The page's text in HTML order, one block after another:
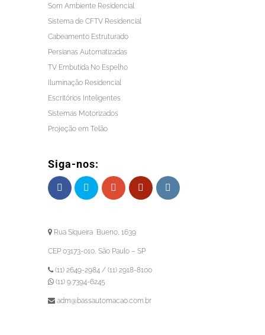
Som Ambiente Residencial
Sistema de CFTV Residencial
Cabeamento Estruturado
Persianas Automatizadas
TV Embutida No Espelho
Iluminação Residencial
Escritórios Inteligentes
Sistemas Motorizados
Projeção em Telão
Siga-nos:
Rua Siqueira Bueno, 1639
CEP 03173-010, São Paulo – SP
(11) 2649-2984 / (11) 2918-8100
(11) 9.7394-6245
adm@bassautomacao.com.br